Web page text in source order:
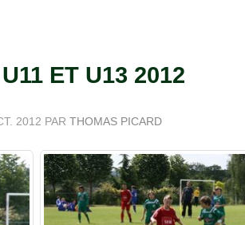
ET U13 2012
2012 PAR THOMAS PICARD